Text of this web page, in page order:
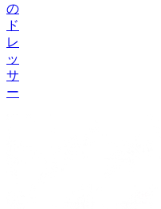
の
ド
レ
ッ
サ
ー